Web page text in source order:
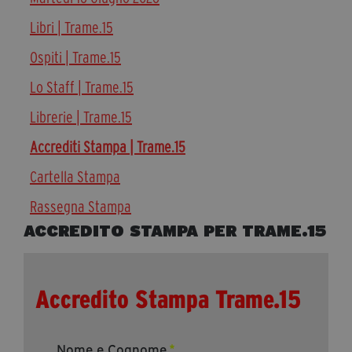
Diventa Partner
Fondazione Trame
La fondazione 2025
Civico Trame
Progetto Trame a Scuola
Progetto Visioni Civiche
Mostra 3D - Visioni Civiche
ACCREDITO STAMPA PER TRAME.15
Accredito Stampa Trame.15
Libri | Trame.15
Ospiti | Trame.15
Lo Staff | Trame.15
Librerie | Trame.15
Accrediti Stampa | Trame.15
Cartella Stampa
Rassegna Stampa